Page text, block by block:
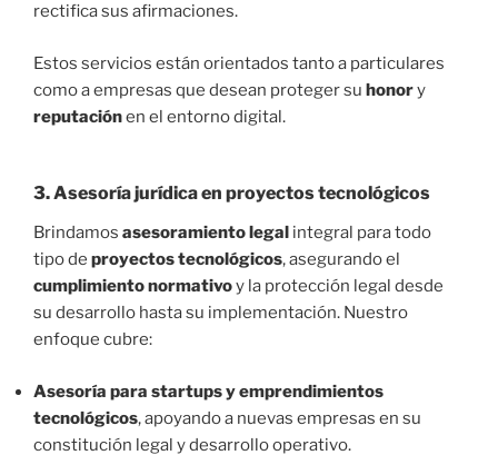
rectifica sus afirmaciones.
Estos servicios están orientados tanto a particulares
como a empresas que desean proteger su honory
reputaciónen el entorno digital.
3.Asesoría jurídica en proyectos tecnológicos
Brindamos asesoramiento legal integral para todo
tipo de proyectos tecnológicos, asegurando el
cumplimiento normativoy la protección legal desde
su desarrollo hasta su implementación. Nuestro
enfoque cubre:
Asesoría para startups y emprendimientos
tecnológicos, apoyando a nuevas empresas en su
constitución legal y desarrollo operativo.